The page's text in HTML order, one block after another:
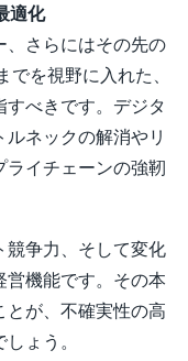
適化
、さらにはその先の
を視野に入れた、
べきです。デジタ
ネックの解消やリ
イチェーンの強靭
競争力、そして変化
機能です。その本
が、不確実性の高
ょう。